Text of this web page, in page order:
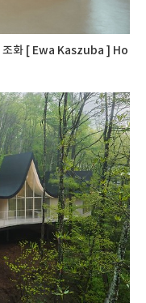
조화 [ Ewa Kaszuba ] Ho